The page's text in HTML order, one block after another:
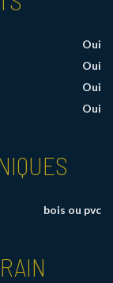
Oui
Oui
Oui
Oui
bois ou pvc